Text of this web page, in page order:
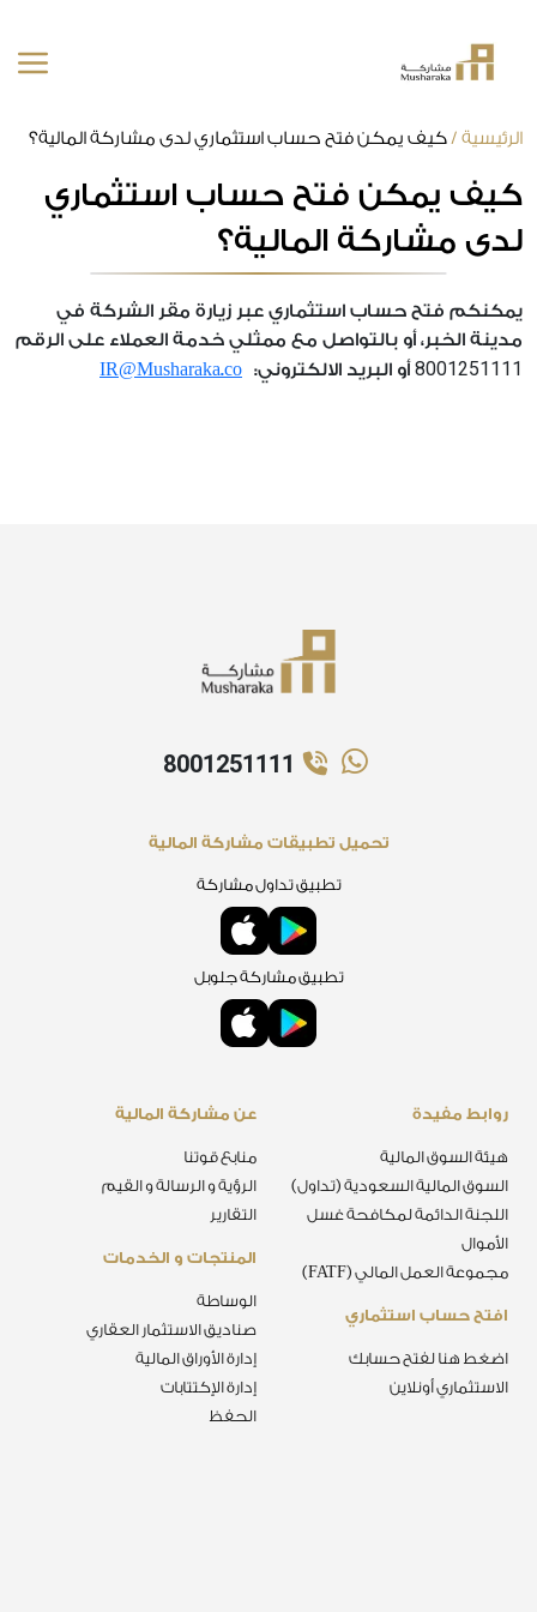
تخطى
المحتوى
الرئيسية /كيف يمكن فتح حساب استثماري لدى مشاركة المالية؟
كيف يمكن فتح حساب استثماري
لدى مشاركة المالية؟
يمكنكم فتح حساب استثماري عبر زيارة مقر الشركة في
مدينة الخبر، أو بالتواصل مع ممثلي خدمة العملاء على الرقم
8001251111 أو البريد الالكتروني: IR@Musharaka.co
8001251111
المنتجات و الخدمات
الوساطة
صناديق الاستثمار العقاري
إدارة الأوراق المالية
إدارة الإكتتابات
الحفظ
عن مشاركة المالية
منابع قوتنا
الرؤية و الرسالة و القيم
التقارير
افتح حساب استثماري
اضغط هنا لفتح حسابك
الاستثماري أونلاين
روابط مفيدة
هيئة السوق المالية
السوق المالية السعودية (تداول)
اللجنة الدائمة لمكافحة غسل
الأموال
مجموعة العمل المالي (FATF)
تحميل تطبيقات مشاركة المالية
تطبيق تداول مشاركة
تطبيق مشاركة جلوبل